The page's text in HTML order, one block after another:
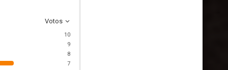
Votos
10
9
8
7